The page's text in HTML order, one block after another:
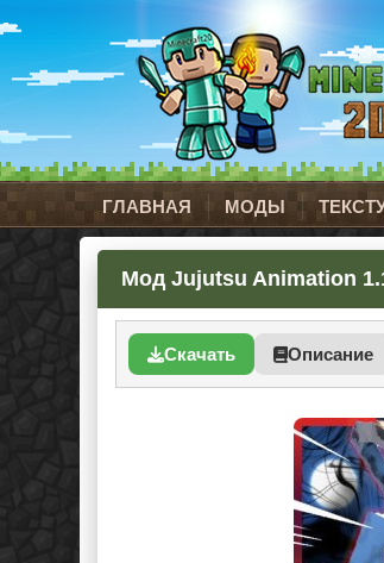
ГЛАВНАЯ МОДЫ
Мод Jujutsu Animation
Скачать Описание